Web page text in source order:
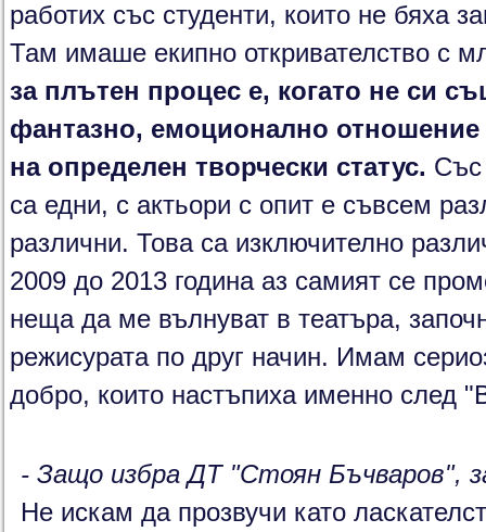
работих със студенти, които не бяха
Там имаше екипно откривателство с
за плътен процес е, когато не си
фантазно, емоционално
на определен творчески статус. Със
са едни, с актьори с опит е съвсем
различни. Това са изключително
2009 до 2013 година аз самият се
неща да ме вълнуват в театъра,
режисурата по друг начин. Имам
добро, които настъпиха именно след
- Защо избра ДТ "Стоян Бъчваров",
Не искам да прозвучи като